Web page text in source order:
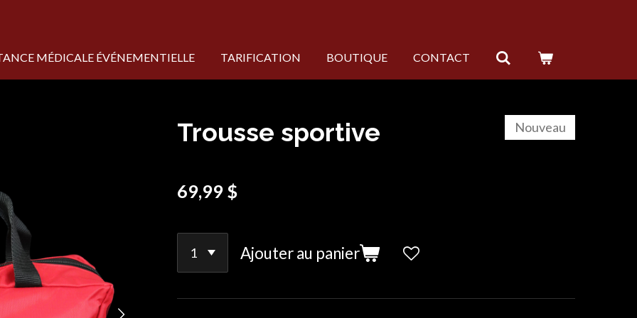
MÉDICALE ÉVÉNEMENTIELLE TARIFICATION BOUTIQUE CONTACT
Trousse sportive Nouveau
69,99 $
Ajouter au panier